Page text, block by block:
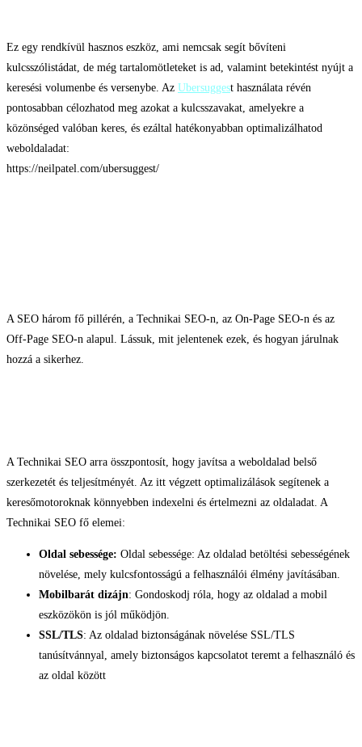
Ez egy rendkívül hasznos eszköz, ami nemcsak segít bővíteni
kulcsszólistádat, de még tartalomötleteket is ad, valamint betekintést nyújt a
keresési volumenbe és versenybe. Az Ubersuggest használata révén
pontosabban célozhatod meg azokat a kulcsszavakat, amelyekre a
közönséged valóban keres, és ezáltal hatékonyabban optimalizálhatod
weboldaladat:
https://neilpatel.com/ubersuggest/
A SEO három fő pillérén, a Technikai SEO-n, az On-Page SEO-n és az
Off-Page SEO-n alapul. Lássuk, mit jelentenek ezek, és hogyan járulnak
hozzá a sikerhez.
A Technikai SEO arra összpontosít, hogy javítsa a weboldalad belső
szerkezetét és teljesítményét. Az itt végzett optimalizálások segítenek a
keresőmotoroknak könnyebben indexelni és értelmezni az oldaladat. A
Technikai SEO fő elemei:
Oldal sebessége: Oldal sebessége: Az oldalad betöltési sebességének
növelése, mely kulcsfontosságú a felhasználói élmény javításában.
Mobilbarát dizájn: Gondoskodj róla, hogy az oldalad a mobil
eszközökön is jól működjön.
SSL/TLS: Az oldalad biztonságának növelése SSL/TLS
tanúsítvánnyal, amely biztonságos kapcsolatot teremt a felhasználó és
az oldal között